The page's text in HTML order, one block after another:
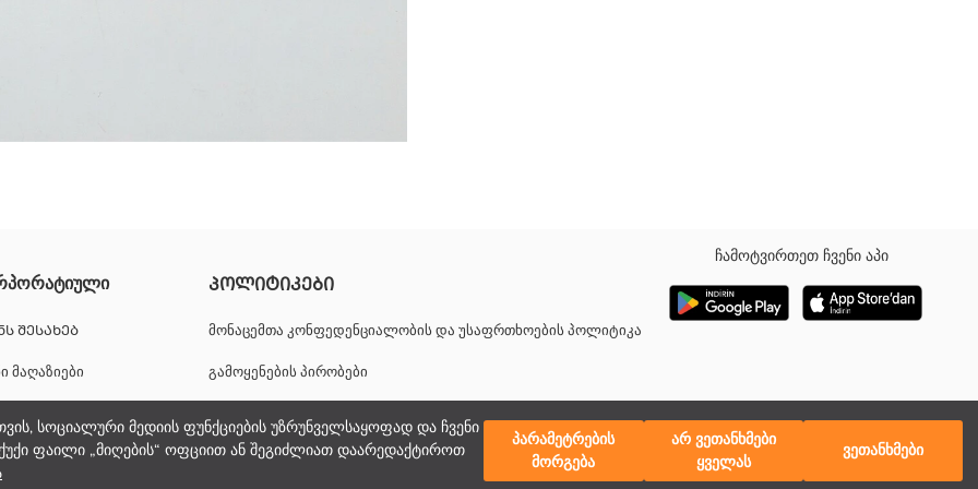
სოციალური მედიის ფუნქციების უზრუნველსაყოფად და ჩვენი
ფაილი „მიღების“ ოფციით ან შეგიძლიათ დაარედაქტიროთ
პარამეტრების
მორგება
არ ვეთანხმები
ყველას
ვეთანხმები
ᲨᲔᲡᲐᲮᲔᲑ
მაღაზიები
მხარდაჭერა
ᲞᲝᲚᲘᲢᲘᲙᲔᲑᲘ
მონაცემთა კონფედენციალობის და უსაფრთხოების პოლიტიკა
გამოყენების პირობები
ჩამოტვირთეთ ჩვენი აპი